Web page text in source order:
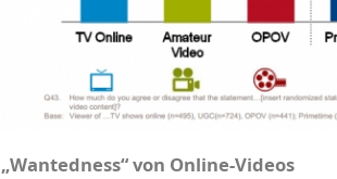
„Wantedness“ von Online-Videos